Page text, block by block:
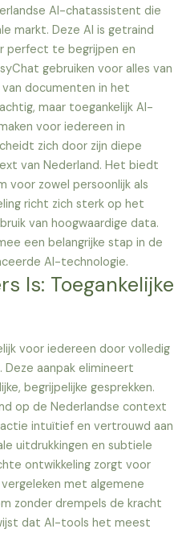
AI-chatassistent die
markt. Deze AI is getraind
perfect te begrijpen en
gebruiken voor alles van
documenten in het
maar toegankelijk AI-
voor iedereen in
zich door zijn diepe
van Nederland. Het biedt
voor zowel persoonlijk als
richt zich sterk op het
van hoogwaardige data.
een belangrijke stap in de
AI-technologie.
Is: Toegankelijke
voor iedereen door volledig
aanpak elimineert
begrijpelijke gesprekken.
op de Nederlandse context
intuïtief en vertrouwd aan
uitdrukkingen en subtiele
ontwikkeling zorgt voor
met algemene
zonder drempels de kracht
dat AI-tools het meest